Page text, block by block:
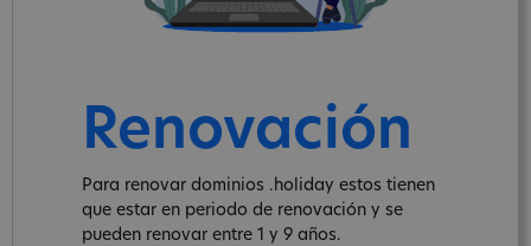
Renovación
Para renovar dominios .holiday estos tienen
que estar en periodo de renovación y se
pueden renovar entre 1 y 9 años.